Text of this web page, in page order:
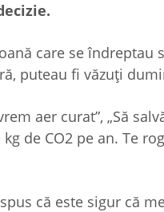
care se îndreptau
puteau fi văzuți
aer curat”, „Să
de CO2 pe an. Te
că este sigur că